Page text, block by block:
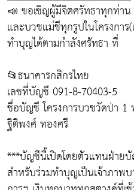
📣 ขอเชิญผู้มีจิตศรัทธาทุกท่า
และบวชแม่ชีทุกรูปในโครงการ
ทำบุญได้ตามกำลังศรัทธา ที่
📂ธนาคารกสิกรไทย
เลขที่บัญชี 091-8-70403-5
ชื่อบัญชี โครงการบวชวัดป่า 1
ฐิติพงศ์ ทองศรี
***บัญชีนี้เปิดโดยตัวแทนฝ่าย
สำหรับร่วมทำบุญเป็นเจ้าภาพ